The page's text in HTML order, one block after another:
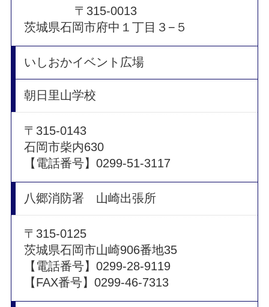
〒315-0013
茨城県石岡市府中１丁目３−５
いしおかイベント広場
朝日里山学校
〒315-0143
石岡市柴内630
【電話番号】0299-51-3117
八郷消防署 山崎出張所
〒315-0125
茨城県石岡市山崎906番地35
【電話番号】0299-28-9119
【FAX番号】0299-46-7313